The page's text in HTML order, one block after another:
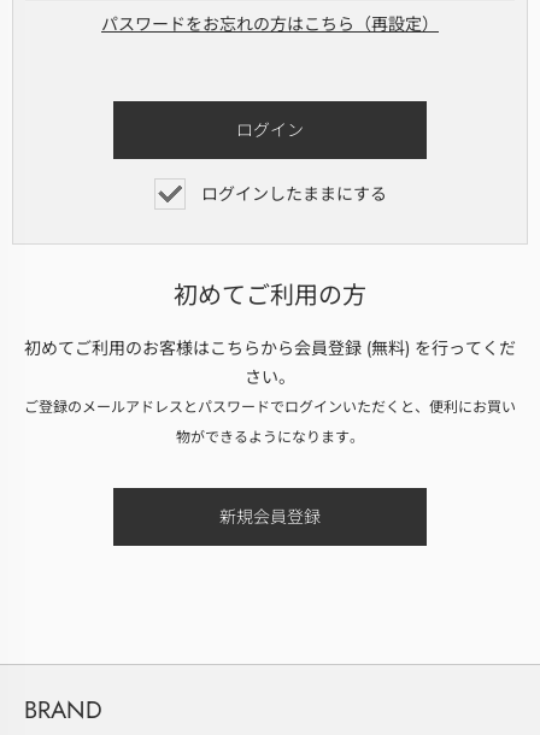
パスワードをお忘れの方はこちら（再設定）
ログインしたままにする
初めてご利用の方
初めてご利用のお客様はこちらから会員登録 (無料) を行ってくだ
さい。
ご登録のメールアドレスとパスワードでログインいただくと、便利にお買い
物ができるようになります。
BRAND